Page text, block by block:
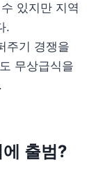
있지만 지역
.
주기 경쟁을
무상급식을
출범?